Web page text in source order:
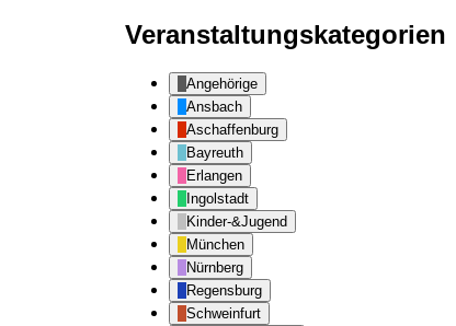
Veranstaltungskategorien
Angehörige
Ansbach
Aschaffenburg
Bayreuth
Erlangen
Ingolstadt
Kinder-&Jugend
München
Nürnberg
Regensburg
Schweinfurt